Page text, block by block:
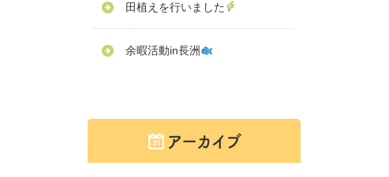
田植えを行いました
余暇活動in長洲